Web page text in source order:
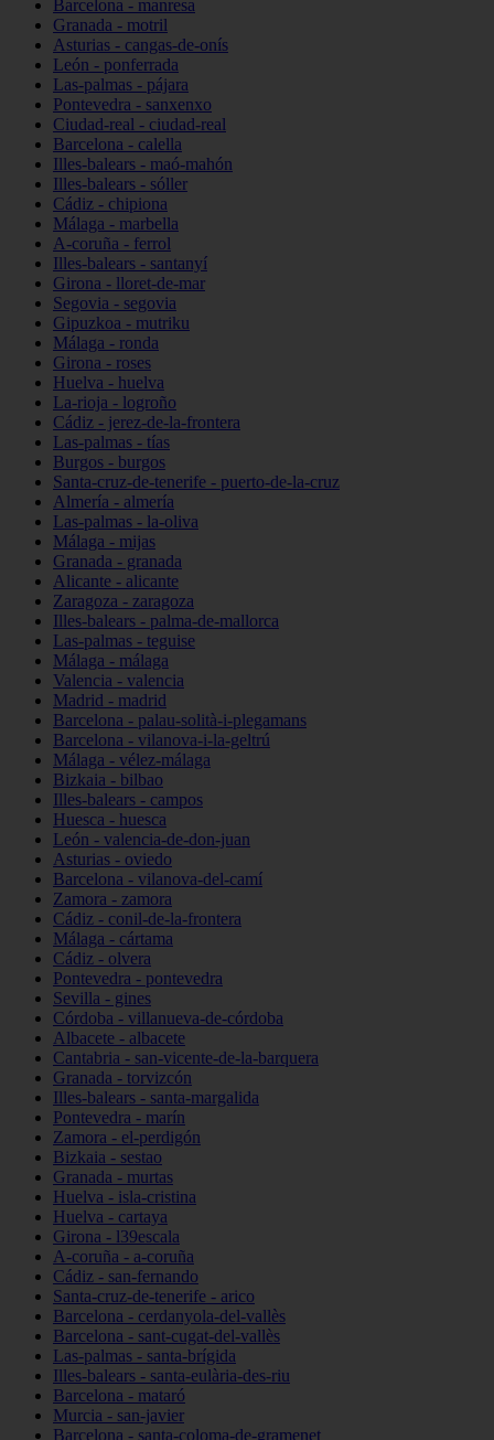
Barcelona - manresa
Granada - motril
Asturias - cangas-de-onís
León - ponferrada
Las-palmas - pájara
Pontevedra - sanxenxo
Ciudad-real - ciudad-real
Barcelona - calella
Illes-balears - maó-mahón
Illes-balears - sóller
Cádiz - chipiona
Málaga - marbella
A-coruña - ferrol
Illes-balears - santanyí
Girona - lloret-de-mar
Segovia - segovia
Gipuzkoa - mutriku
Málaga - ronda
Girona - roses
Huelva - huelva
La-rioja - logroño
Cádiz - jerez-de-la-frontera
Las-palmas - tías
Burgos - burgos
Santa-cruz-de-tenerife - puerto-de-la-cruz
Almería - almería
Las-palmas - la-oliva
Málaga - mijas
Granada - granada
Alicante - alicante
Zaragoza - zaragoza
Illes-balears - palma-de-mallorca
Las-palmas - teguise
Málaga - málaga
Valencia - valencia
Madrid - madrid
Barcelona - palau-solità-i-plegamans
Barcelona - vilanova-i-la-geltrú
Málaga - vélez-málaga
Bizkaia - bilbao
Illes-balears - campos
Huesca - huesca
León - valencia-de-don-juan
Asturias - oviedo
Barcelona - vilanova-del-camí
Zamora - zamora
Cádiz - conil-de-la-frontera
Málaga - cártama
Cádiz - olvera
Pontevedra - pontevedra
Sevilla - gines
Córdoba - villanueva-de-córdoba
Albacete - albacete
Cantabria - san-vicente-de-la-barquera
Granada - torvizcón
Illes-balears - santa-margalida
Pontevedra - marín
Zamora - el-perdigón
Bizkaia - sestao
Granada - murtas
Huelva - isla-cristina
Huelva - cartaya
Girona - l39escala
A-coruña - a-coruña
Cádiz - san-fernando
Santa-cruz-de-tenerife - arico
Barcelona - cerdanyola-del-vallès
Barcelona - sant-cugat-del-vallès
Las-palmas - santa-brígida
Illes-balears - santa-eulària-des-riu
Barcelona - mataró
Murcia - san-javier
Barcelona - santa-coloma-de-gramenet